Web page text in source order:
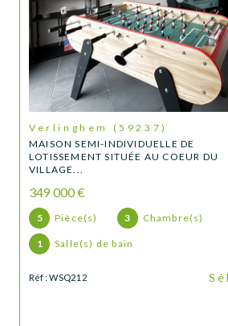
Verlinghem (59237)
MAISON SEMI-INDIVIDUELLE DE
LOTISSEMENT SITUÉE AU COEUR DU
VILLAGE...
349 000 €
5 Pièce(s) 3 Chambre(s)
1 Salle(s) de bain
Réf : WSQ212